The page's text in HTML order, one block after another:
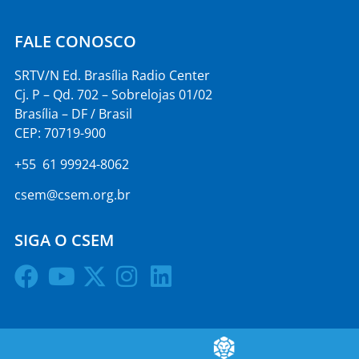
FALE CONOSCO
SRTV/N Ed. Brasília Radio Center
Cj. P – Qd. 702 – Sobrelojas 01/02
Brasília – DF / Brasil
CEP: 70719-900
+55 61 99924-8062
csem@csem.org.br
SIGA O CSEM